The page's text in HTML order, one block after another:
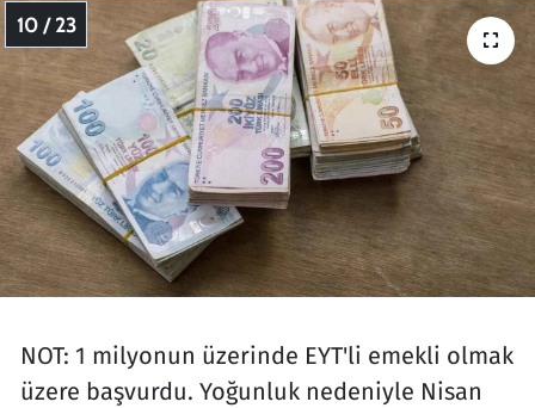
10 / 23
NOT: 1 milyonun üzerinde EYT'li emekli olmak
üzere başvurdu. Yoğunluk nedeniyle Nisan